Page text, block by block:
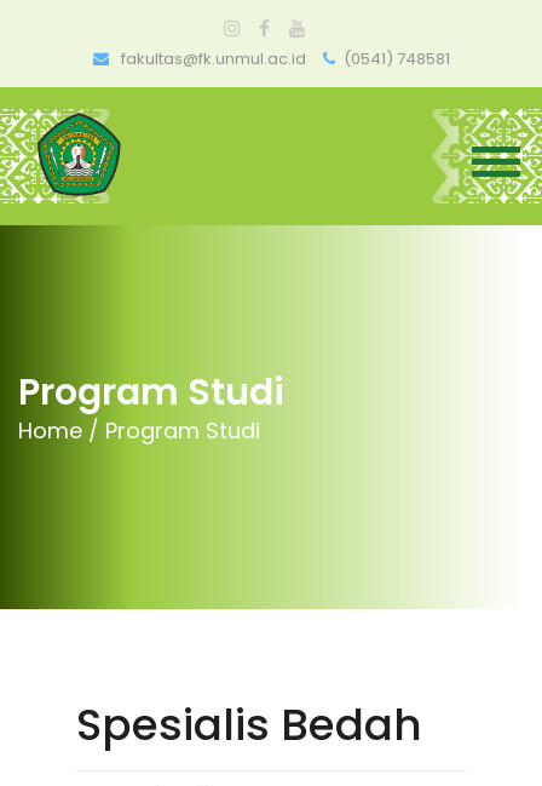
fakultas@fk.unmul.ac.id (0541) 748581
Program Studi
Home / Program Studi
Spesialis Bedah